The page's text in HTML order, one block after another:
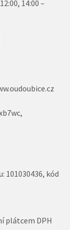
14:00 –
101030436, kód
plátcem DPH